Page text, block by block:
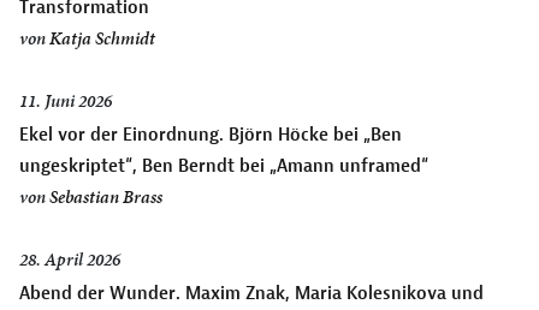
Transformation
vonKatja Schmidt
11. Juni 2026
Ekel vor der Einordnung. Björn Höcke bei „Ben
ungeskriptet“, Ben Berndt bei „Amann unframed“
vonSebastian Brass
28. April 2026
Abend der Wunder. Maxim Znak, Maria Kolesnikova und